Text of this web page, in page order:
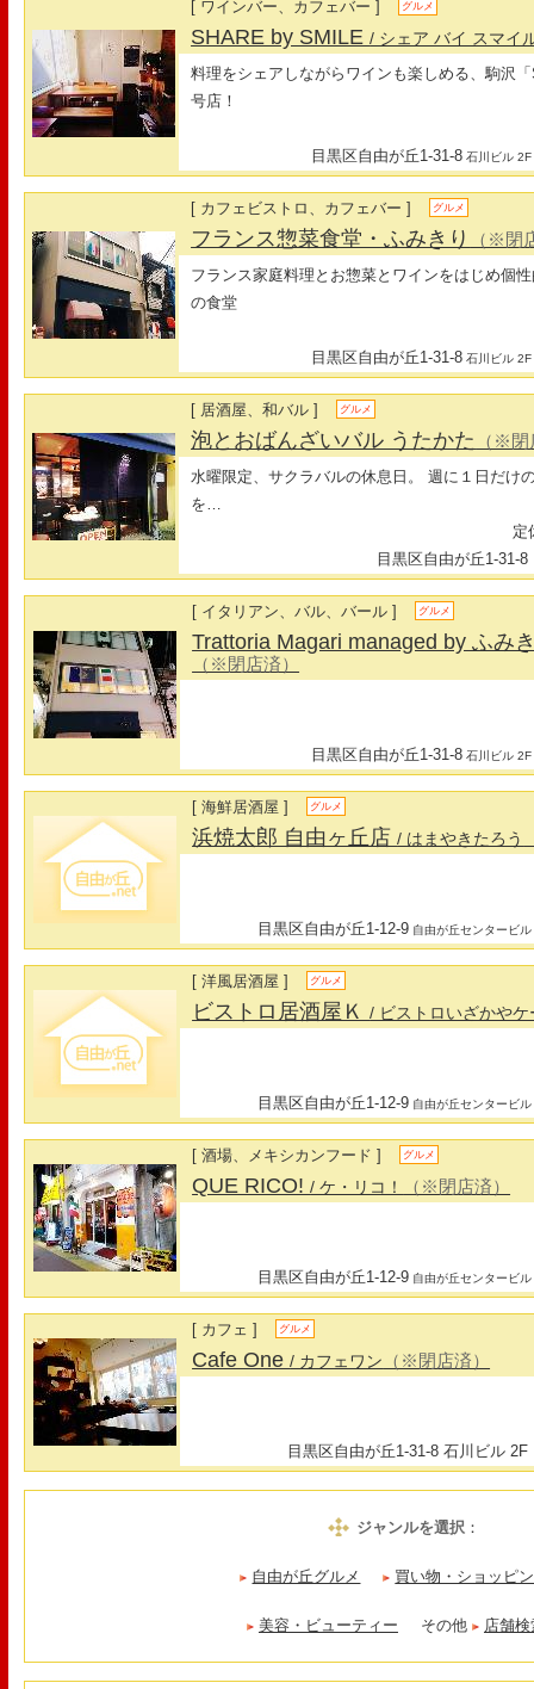
[ ワインバー、カフェバー ] グルメ
SHARE by SMILE/ シェア バイ スマイ
料理をシェアしながらワインも楽しめる、駒沢
号店！
目黒区自由が丘1-31-8 石川ビル 2F
[ カフェビストロ、カフェバー ] グルメ
フランス惣菜食堂・ふみきり （※閉
フランス家庭料理とお惣菜とワインをはじめ個
の食堂
目黒区自由が丘1-31-8 石川ビル 2F
[ 居酒屋、和バル ] グルメ
泡とおばんざいバル うたかた （※
水曜限定、サクラバルの休息日。 週に１日だけ
を…
定
目黒区自由が丘1-31-8
[ イタリアン、バル、バール ] グルメ
Trattoria Magari managed by ふみ
（※閉店済）
目黒区自由が丘1-31-8 石川ビル 2F
[ 海鮮居酒屋 ] グルメ
浜焼太郎 自由ヶ丘店/ はまやきたろう
目黒区自由が丘1-12-9 自由が丘センタービル
[ 洋風居酒屋 ] グルメ
ビストロ居酒屋Ｋ/ ビストロいざかやケ
目黒区自由が丘1-12-9 自由が丘センタービル
[ 酒場、メキシカンフード ] グルメ
QUE RICO!/ ケ・リコ！ （※閉店済）
目黒区自由が丘1-12-9 自由が丘センタービル
[ カフェ ] グルメ
Cafe One/ カフェワン （※閉店済）
目黒区自由が丘1-31-8 石川ビル 2F
ジャンルを選択：
自由が丘グルメ 買い物・ショッピ
美容・ビューティー その他 店舗